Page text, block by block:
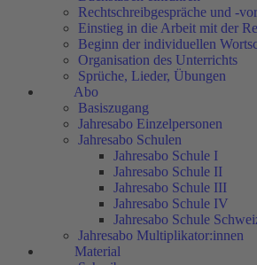
Rechtschreibgespräche und -
Einstieg in die Arbeit mit der
Beginn der individuellen
Organisation des Unterrichts
Sprüche, Lieder, Übungen
Abo
Basiszugang
Jahresabo Einzelpersonen
Jahresabo Schulen
Jahresabo Schule I
Jahresabo Schule II
Jahresabo Schule III
Jahresabo Schule IV
Jahresabo Schule
Jahresabo Multiplikator:innen
Material